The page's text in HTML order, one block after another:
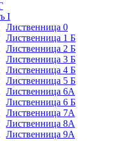
I
Лиственница 0
Лиственница 1 Б
Лиственница 2 Б
Лиственница 3 Б
Лиственница 4 Б
Лиственница 5 Б
Лиственница 6А
Лиственница 6 Б
Лиственница 7А
Лиственница 8А
Лиственница 9А